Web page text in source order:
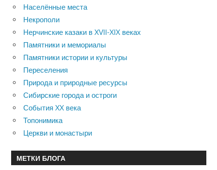
Населённые места
Некрополи
Нерчинские казаки в XVII-XIX веках
Памятники и мемориалы
Памятники истории и культуры
Переселения
Природа и природные ресурсы
Сибирские города и остроги
События XX века
Топонимика
Церкви и монастыри
МЕТКИ БЛОГА